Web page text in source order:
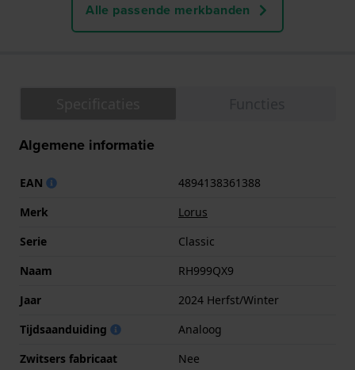
Alle passende merkbanden
Algemene informatie
EAN
4894138361388
Merk
Lorus
Serie
Classic
Naam
RH999QX9
Jaar
2024 Herfst/Winter
Tijdsaanduiding
Analoog
Zwitsers fabricaat
Nee